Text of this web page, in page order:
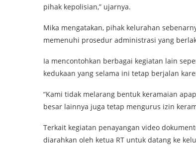
pihak kepolisian,” ujarnya.
Mika mengatakan, pihak kelurahan
memenuhi prosedur administrasi yang
Ia mencontohkan berbagai kegiatan lain
kedukaan yang selama ini tetap berjalan
“Kami tidak melarang bentuk keramaian
besar lainnya juga tetap mengurus izin
Terkait kegiatan penayangan video
diarahkan oleh ketua RT untuk datang ke